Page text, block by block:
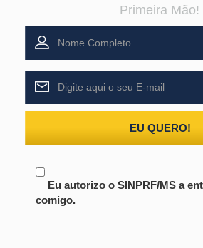
Primeira Mão!
EU QUERO!
Eu autorizo o SINPRF/MS a
comigo.